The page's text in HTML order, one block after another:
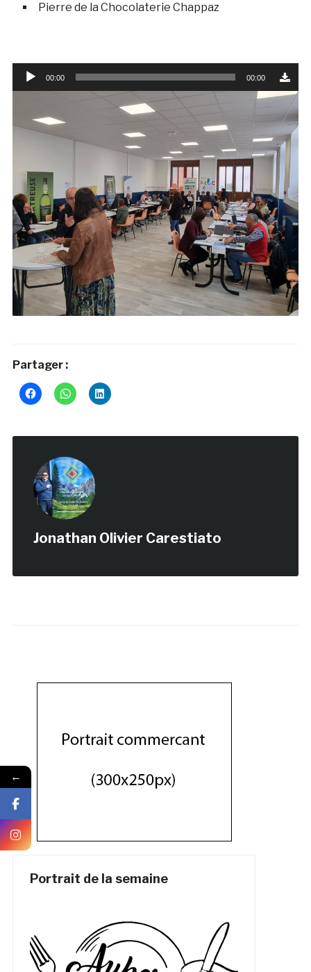
Pierre de la Chocolaterie Chappaz
Lecteur
audio
00:00 00:00
Partager :
Jonathan Olivier Carestiato
Portrait de la semaine
←